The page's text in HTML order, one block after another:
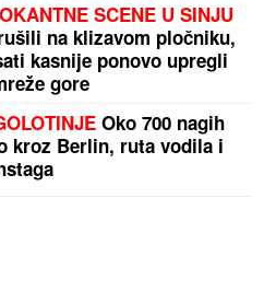
SCENE U SINJU
na klizavom pločniku,
kasnije ponovo upregli
gore
Oko 700 nagih
kroz Berlin, ruta vodila i